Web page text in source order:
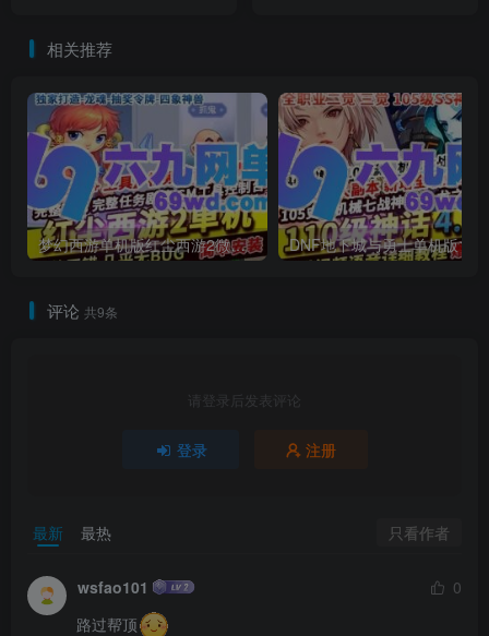
相关推荐
梦幻西游单机版红尘西游2微变独家打造龙魂抽奖令牌四象神兽
评论 共9条
请登录后发表评论
登录 注册
最新 最热 只看作者
wsfao101
0
路过帮顶